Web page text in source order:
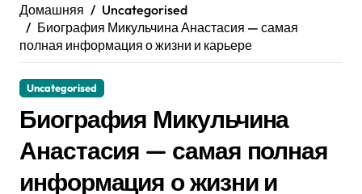
Домашняя
Uncategorised
Биография Микульчина Анастасия — самая
полная информация о жизни и карьере
Uncategorised
Биография Микульчина
Анастасия — самая полная
информация о жизни и